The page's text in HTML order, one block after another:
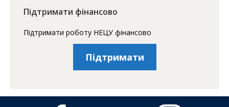
Підтримати фінансово
Підтримати роботу НЕЦУ фінансово
Підтримати